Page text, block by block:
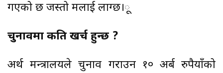
गएको छ जस्तो मलाई लाग्छ।ू
चुनावमा कति खर्च हुन्छ ?
अर्थ मन्त्रालयले चुनाव गराउन १० अर्ब रुपैयाँको